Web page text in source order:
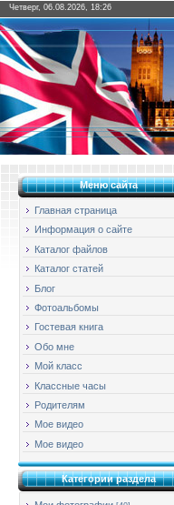
Четверг, 06.08.2026, 18:26
Меню сайта
Главная страница
Информация о сайте
Каталог файлов
Каталог статей
Блог
Фотоальбомы
Гостевая книга
Обо мне
Мой класс
Классные часы
Родителям
Мое видео
Мое видео
Категории раздела